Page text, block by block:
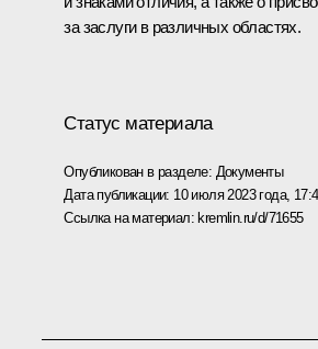
за заслуги в различных областях.
Статус материала
Опубликован в разделе: Документы
Дата публикации: 10 июля 2023 года,
Ссылка на материал:kremlin.ru/d/71655